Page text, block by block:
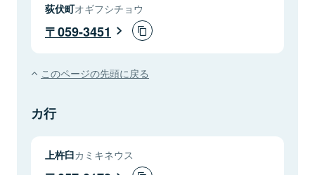
荻伏町オギフシチョウ
059-3451
このページの先頭に戻る
カ行
上杵臼カミキネウス